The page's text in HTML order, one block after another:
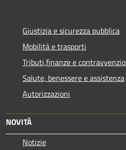
Giustizia e sicurezza pubblica
Mobilità e trasporti
Tributi,finanze e
Salute, benessere e assistenza
Autorizzazioni
NOVITÀ
Notizie